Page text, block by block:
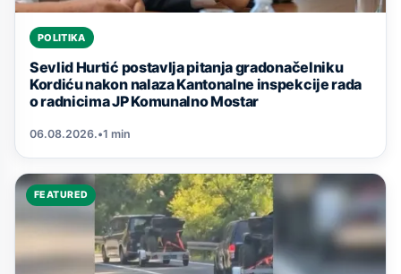
POLITIKA
Sevlid Hurtić postavlja pitanja gradonačelniku
Kordiću nakon nalaza Kantonalne inspekcije rada
o radnicima JP Komunalno Mostar
06.08.2026.•1 min
FEATURED